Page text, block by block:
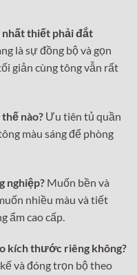
nhất thiết phải đắt
là sự đồng bộ và gọn
giản cùng tông vẫn rất
nào? Ưu tiên tủ quần
màu sáng để phòng
nghiệp? Muốn bền và
nhiều màu và tiết
ẩm cao cấp.
kích thước riêng không?
và đóng trọn bộ theo